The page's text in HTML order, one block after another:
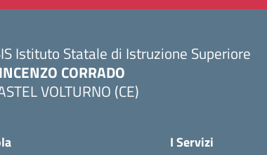
Istituto Statale di Istruzione Superiore
CORRADO
VOLTURNO (CE)
I Servizi